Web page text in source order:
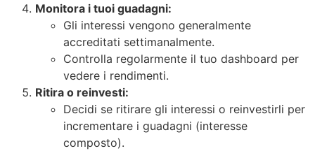
Monitora i tuoi guadagni:
Gli interessi vengono generalmente
accreditati settimanalmente.
Controlla regolarmente il tuo dashboard per
vedere i rendimenti.
Ritira o reinvesti:
Decidi se ritirare gli interessi o reinvestirli per
incrementare i guadagni (interesse
composto).